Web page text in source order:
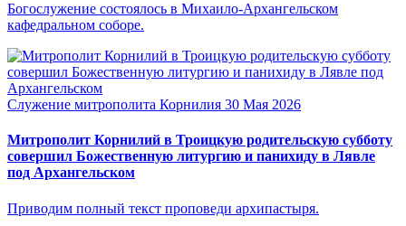
Богослужение состоялось в Михаило-Архангельском
кафедральном соборе.
Служение митрополита Корнилия 30 Мая 2026
Митрополит Корнилий в Троицкую родительскую субботу
совершил Божественную литургию и панихиду в Лявле
под Архангельском
Приводим полный текст проповеди архипастыря.